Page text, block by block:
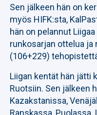
Sen jälkeen hän on
myös HIFK:sta,
hän on pelannut
runkosarjan ottelua
(106+229)
Liigan kentät hän jätti
Ruotsiin. Sen jälkeen
Kazakstanissa,
Ranskassa, Puolassa,